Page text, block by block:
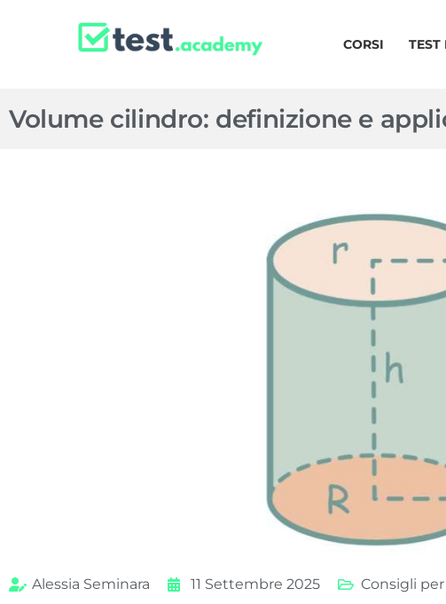
CORSI
Volume cilindro: definizione e
Alessia Seminara 11 Settembre 2025 Consigli